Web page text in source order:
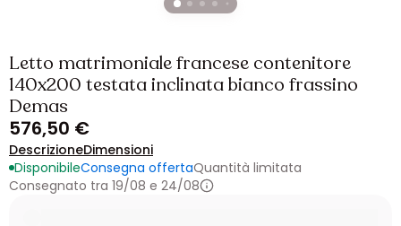
Letto matrimoniale francese contenitore
140x200 testata inclinata bianco frassino
Demas
576,50 €
DescrizioneDimensioni
DisponibileConsegna offertaQuantità limitata
Consegnato tra 19/08 e 24/08